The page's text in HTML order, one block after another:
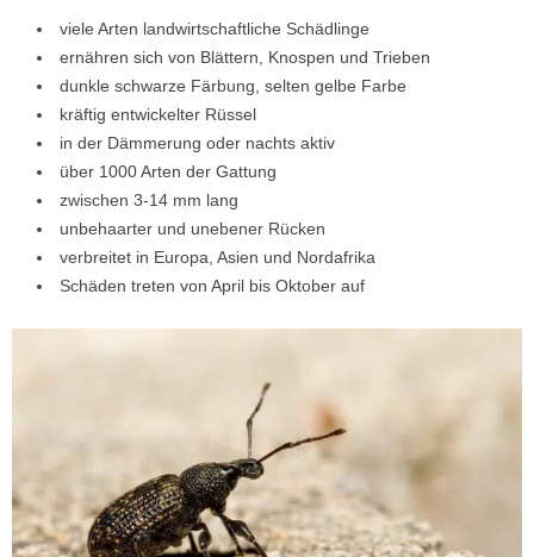
viele Arten landwirtschaftliche Schädlinge
ernähren sich von Blättern, Knospen und Trieben
dunkle schwarze Färbung, selten gelbe Farbe
kräftig entwickelter Rüssel
in der Dämmerung oder nachts aktiv
über 1000 Arten der Gattung
zwischen 3-14 mm lang
unbehaarter und unebener Rücken
verbreitet in Europa, Asien und Nordafrika
Schäden treten von April bis Oktober auf